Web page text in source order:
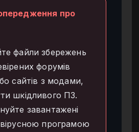
про
файли збережень
форумів
сайтів з модами,
шкідливого ПЗ.
завантажені
програмою